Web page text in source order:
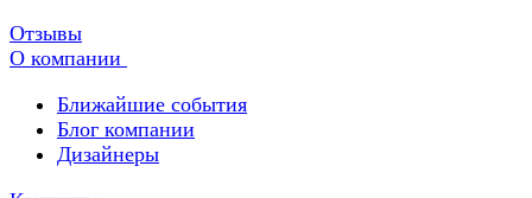
Отзывы
О компании
Ближайшие события
Блог компании
Дизайнеры